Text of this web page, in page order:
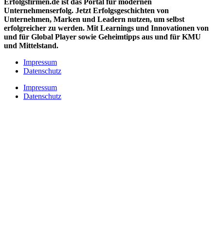
Erfolgsfirmen.de ist das Portal für modernen
Unternehmenserfolg. Jetzt Erfolgsgeschichten von
Unternehmen, Marken und Leadern nutzen, um selbst
erfolgreicher zu werden. Mit Learnings und Innovationen von
und für Global Player sowie Geheimtipps aus und für KMU
und Mittelstand.
Impressum
Datenschutz
Impressum
Datenschutz